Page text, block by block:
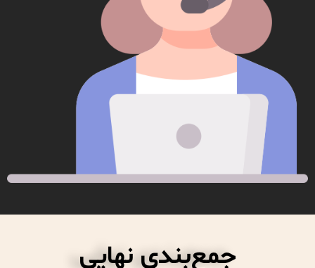
جمع‌بندی نهایی